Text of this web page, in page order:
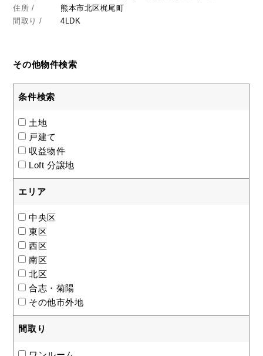
住所 /
熊本市北区梶尾町
間取り /
4LDK
その他物件検索
条件検索
土地
戸建て
収益物件
Loft 分譲地
エリア
中央区
東区
西区
南区
北区
合志・菊陽
その他市外地
間取り